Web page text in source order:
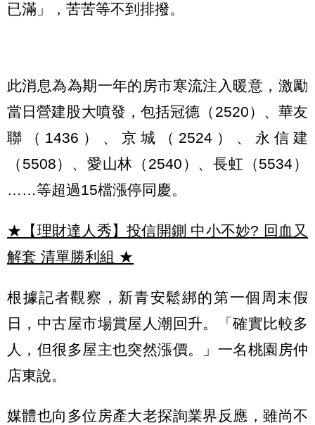
已滿」，苦苦等不到排撥。
此消息為為期一年的房市寒流注入暖意，激勵
當日營建股大噴發，包括冠德（2520）、華友
聯（1436）、京城（2524）、永信建
（5508）、愛山林（2540）、長虹（5534）
……等超過15檔漲停同慶。
★【理財達人秀】投信開鍘 中小不妙? 回血又
解套 清單勝利組 ★
根據記者觀察，新青安鬆綁的第一個周末假
日，中古屋市場賞屋人潮回升。「確實比較多
人，但很多屋主也突然漲價。」一名桃園房仲
店東說。
媒體也向多位房產大老探詢業界反應，雖尚不